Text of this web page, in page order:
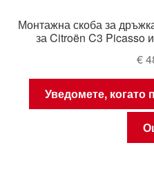
Монтажна скоба за
за Citroën C3 Picasso
€
Уведомете, когато